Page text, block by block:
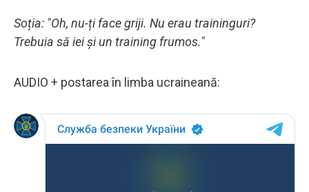
Soția: "Oh, nu-ți face griji. Nu erau traininguri?
Trebuia să iei și un training frumos."
AUDIO + postarea în limba ucraineană: